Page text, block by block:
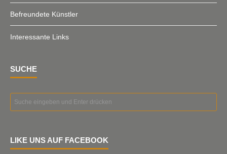
Befreundete Künstler
Interessante Links
SUCHE
LIKE UNS AUF FACEBOOK